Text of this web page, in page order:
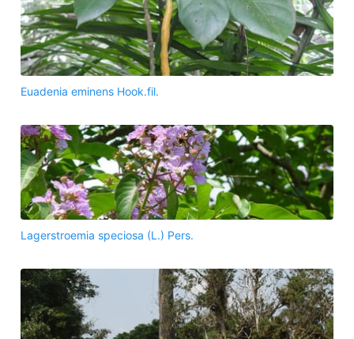
Euadenia eminens Hook.fil.
Lagerstroemia speciosa (L.) Pers.